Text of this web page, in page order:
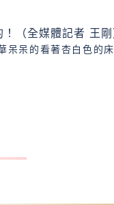
（全媒體記者 王剛
呆呆的看著杏白色的